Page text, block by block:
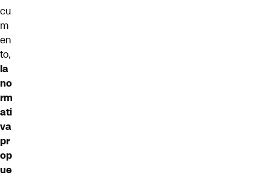
cu
m
en
to,
la
no
rm
ati
va
pr
op
ue